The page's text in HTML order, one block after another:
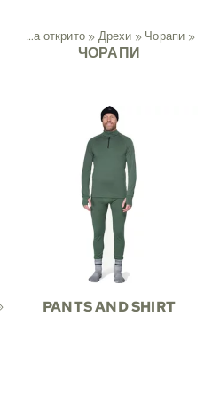
Дейности на открито ‪» Дрехи ‪» Чорапи ‪»
ЧОРАПИ
PANTS AND SHIRT